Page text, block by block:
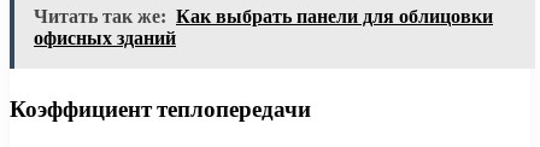
Читать так же: Как выбрать панели для облицовки
офисных зданий
Коэффициент теплопередачи